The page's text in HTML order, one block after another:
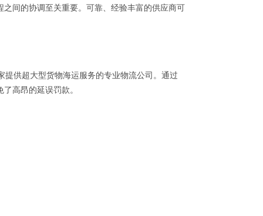
间的协调至关重要。可靠、经验丰富的供应商可
供超大型货物海运服务的专业物流公司。通过
高昂的延误罚款。